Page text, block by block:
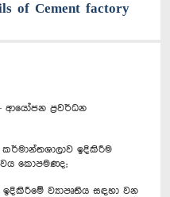
of Cement factory
ප්‍රවර්ධන
ඉදිකිරීම
කොපමණද;
ව්‍යාපෘතිය සඳහා වන